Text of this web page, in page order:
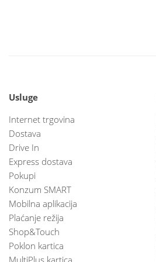
Usluge
Internet trgovina
Dostava
Drive In
Express dostava
Pokupi
Konzum SMART
Mobilna aplikacija
Plaćanje režija
Shop&Touch
Poklon kartica
MultiPlus kartica